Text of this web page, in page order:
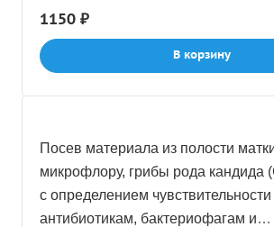
1150 ₽
В корзину
Посев материала из полости
микрофлору, грибы рода кандида
c определением чувствительности
антибиотикам, бактериофагам и